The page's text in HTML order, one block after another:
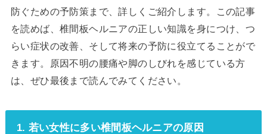
防ぐための予防策まで、詳しくご紹介します。この記事
を読めば、椎間板ヘルニアの正しい知識を身につけ、つ
らい症状の改善、そして将来の予防に役立てることがで
きます。原因不明の腰痛や脚のしびれを感じている方
は、ぜひ最後まで読んでみてください。
1. 若い女性に多い椎間板ヘルニアの原因